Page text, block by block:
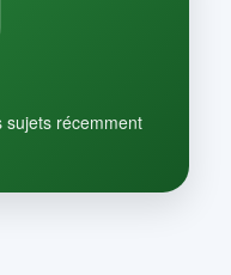
sujets récemment